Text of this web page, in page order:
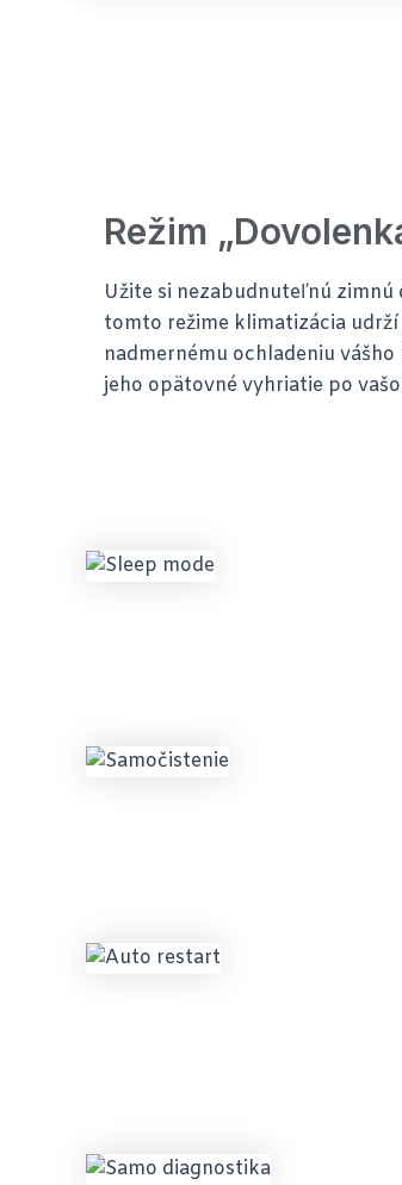
Režim
Užite si nezabudnuteľnú zimnú
tomto režime klimatizácia
nadmernému ochladeniu
jeho opätovné vyhriatie po